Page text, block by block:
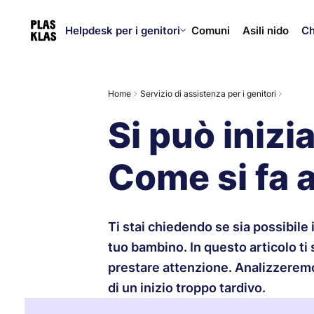
Helpdesk per i genitori Comuni Asili nido
Home Servizio di assistenza per i genitori
Si può
Come si fa
Ti stai chiedendo se sia
tuo bambino. In questo articolo ti
prestare attenzione.
di un inizio troppo tardivo.